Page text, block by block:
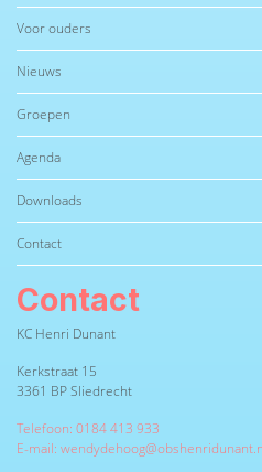
Voor ouders
Nieuws
Groepen
Agenda
Downloads
Contact
Contact
KC Henri Dunant
Kerkstraat 15
3361 BP Sliedrecht
Telefoon: 0184 413 933
E-mail: